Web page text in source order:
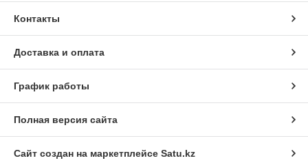
Контакты
Доставка и оплата
График работы
Полная версия сайта
Сайт создан на маркетплейсе Satu.kz